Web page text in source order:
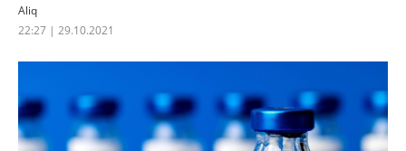
Aliq
22:27 | 29.10.2021